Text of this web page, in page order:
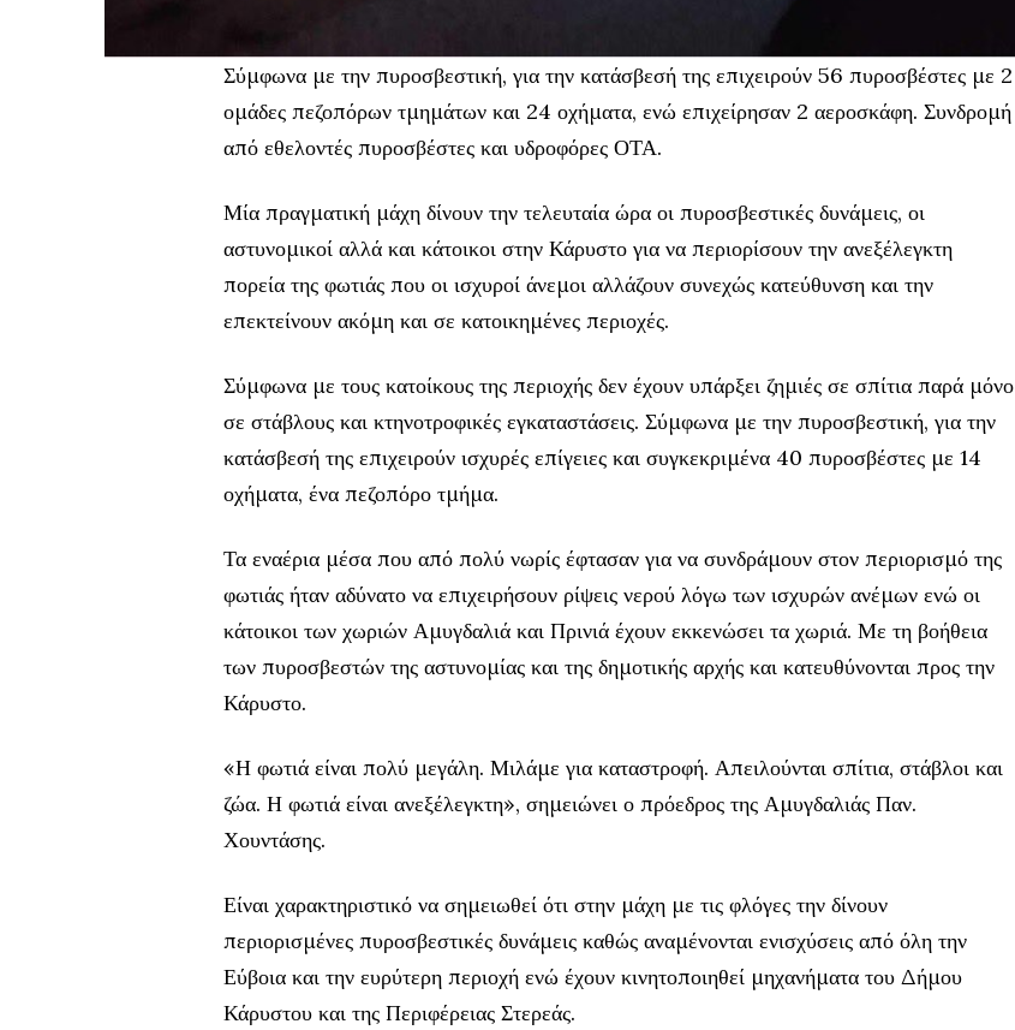
Σύμφωνα με την πυροσβεστική, για την κατάσβεσή της επιχειρούν 56 πυροσβέστες με 2
ομάδες πεζοπόρων τμημάτων και 24 οχήματα, ενώ επιχείρησαν 2 αεροσκάφη. Συνδρομή
από εθελοντές πυροσβέστες και υδροφόρες ΟΤΑ.
Μία πραγματική μάχη δίνουν την τελευταία ώρα οι πυροσβεστικές δυνάμεις, οι
αστυνομικοί αλλά και κάτοικοι στην Κάρυστο για να περιορίσουν την ανεξέλεγκτη
πορεία της φωτιάς που οι ισχυροί άνεμοι αλλάζουν συνεχώς κατεύθυνση και την
επεκτείνουν ακόμη και σε κατοικημένες περιοχές.
Σύμφωνα με τους κατοίκους της περιοχής δεν έχουν υπάρξει ζημιές σε σπίτια παρά μόνο
σε στάβλους και κτηνοτροφικές εγκαταστάσεις. Σύμφωνα με την πυροσβεστική, για την
κατάσβεσή της επιχειρούν ισχυρές επίγειες και συγκεκριμένα 40 πυροσβέστες με 14
οχήματα, ένα πεζοπόρο τμήμα.
Τα εναέρια μέσα που από πολύ νωρίς έφτασαν για να συνδράμουν στον περιορισμό της
φωτιάς ήταν αδύνατο να επιχειρήσουν ρίψεις νερού λόγω των ισχυρών ανέμων ενώ οι
κάτοικοι των χωριών Αμυγδαλιά και Πρινιά έχουν εκκενώσει τα χωριά. Με τη βοήθεια
των πυροσβεστών της αστυνομίας και της δημοτικής αρχής και κατευθύνονται προς την
Κάρυστο.
«Η φωτιά είναι πολύ μεγάλη. Μιλάμε για καταστροφή. Απειλούνται σπίτια, στάβλοι και
ζώα. Η φωτιά είναι ανεξέλεγκτη», σημειώνει ο πρόεδρος της Αμυγδαλιάς Παν.
Χουντάσης.
Είναι χαρακτηριστικό να σημειωθεί ότι στην μάχη με τις φλόγες την δίνουν
περιορισμένες πυροσβεστικές δυνάμεις καθώς αναμένονται ενισχύσεις από όλη την
Εύβοια και την ευρύτερη περιοχή ενώ έχουν κινητοποιηθεί μηχανήματα του Δήμου
Κάρυστου και της Περιφέρειας Στερεάς.